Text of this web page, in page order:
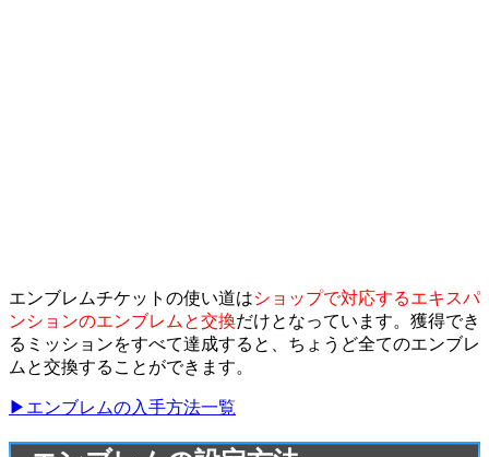
エンブレムチケットの使い道はショップで対応するエキスパ
ンションのエンブレムと交換だけとなっています。獲得でき
るミッションをすべて達成すると、ちょうど全てのエンブレ
ムと交換することができます。
▶エンブレムの入手方法一覧